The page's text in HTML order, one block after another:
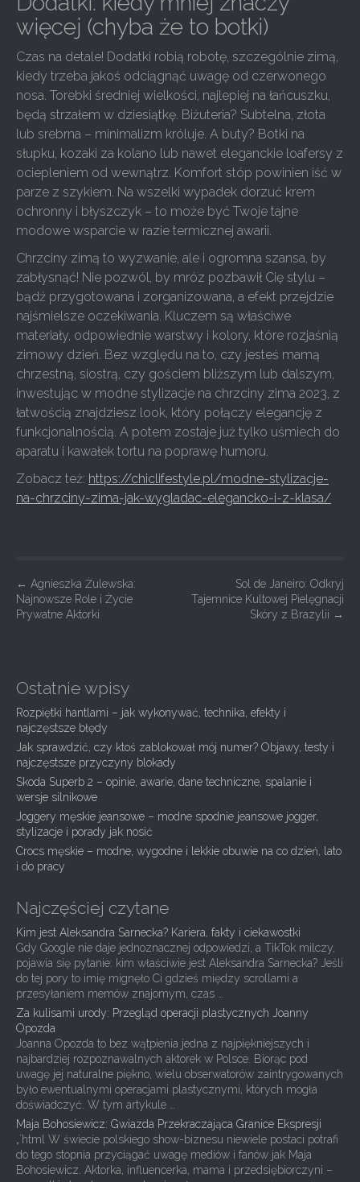
więcej (chyba że to botki)
Czas na detale! Dodatki robią robotę, szczególnie zimą,
kiedy trzeba jakoś odciągnąć uwagę od czerwonego
nosa. Torebki średniej wielkości, najlepiej na łańcuszku,
będą strzałem w dziesiątkę. Biżuteria? Subtelna, złota
lub srebrna – minimalizm króluje. A buty? Botki na
słupku, kozaki za kolano lub nawet eleganckie loafersy z
ociepleniem od wewnątrz. Komfort stóp powinien iść w
parze z szykiem. Na wszelki wypadek dorzuć krem
ochronny i błyszczyk – to może być Twoje tajne
modowe wsparcie w razie termicznej awarii.
Chrzciny zimą to wyzwanie, ale i ogromna szansa, by
zabłysnąć! Nie pozwól, by mróz pozbawił Cię stylu –
bądź przygotowana i zorganizowana, a efekt przejdzie
najśmielsze oczekiwania. Kluczem są właściwe
materiały, odpowiednie warstwy i kolory, które rozjaśnią
zimowy dzień. Bez względu na to, czy jesteś mamą
chrzestną, siostrą, czy gościem bliższym lub dalszym,
inwestując w modne stylizacje na chrzciny zima 2023, z
łatwością znajdziesz look, który połączy elegancję z
funkcjonalnością. A potem zostaje już tylko uśmiech do
aparatu i kawałek tortu na poprawę humoru.
Zobacz też: https://chiclifestyle.pl/modne-stylizacje-
na-chrzciny-zima-jak-wygladac-elegancko-i-z-klasa/
P
o
n
a
v
i
g
a
t
i
o
← Agnieszka Żulewska:
Najnowsze Role i Życie
Prywatne Aktorki
Sol de Janeiro: Odkryj
Tajemnice Kultowej Pielęgnacji
Skóry z Brazylii →
Ostatnie wpisy
Rozpiętki hantlami – jak wykonywać, technika, efekty i
najczęstsze błędy
Jak sprawdzić, czy ktoś zablokował mój numer? Objawy, testy i
najczęstsze przyczyny blokady
Skoda Superb 2 – opinie, awarie, dane techniczne, spalanie i
wersje silnikowe
Joggery męskie jeansowe – modne spodnie jeansowe jogger,
stylizacje i porady jak nosić
Crocs męskie – modne, wygodne i lekkie obuwie na co dzień, lato
i do pracy
Najczęściej czytane
Kim jest Aleksandra Sarnecka? Kariera, fakty i ciekawostki
Gdy Google nie daje jednoznacznej odpowiedzi, a TikTok milczy,
pojawia się pytanie: kim właściwie jest Aleksandra Sarnecka? Jeśli
do tej pory to imię mignęło Ci gdzieś między scrollami a
przesyłaniem memów znajomym, czas …
Za kulisami urody: Przegląd operacji plastycznych Joanny
Opozda
Joanna Opozda to bez wątpienia jedna z najpiękniejszych i
najbardziej rozpoznawalnych aktorek w Polsce. Biorąc pod
uwagę jej naturalne piękno, wielu obserwatorów zaintrygowanych
było ewentualnymi operacjami plastycznymi, których mogła
doświadczyć. W tym artykule …
Maja Bohosiewicz: Gwiazda Przekraczająca Granice Ekspresji
„`html W świecie polskiego show-biznesu niewiele postaci potrafi
do tego stopnia przyciągać uwagę mediów i fanów jak Maja
Bohosiewicz. Aktorka, influencerka, mama i przedsiębiorczyni –